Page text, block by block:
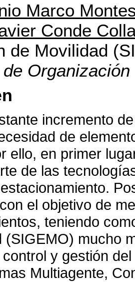
Marco
Conde
de Movilidad
Organización
incremento
de
ello, en primer
de las
el objetivo de
teniendo
(SIGEMO) mucho
y gestión
Multiagente,